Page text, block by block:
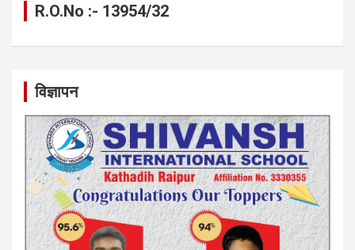
R.O.No :- 13954/32
विज्ञापन